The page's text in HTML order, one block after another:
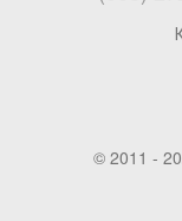
© 2011 -